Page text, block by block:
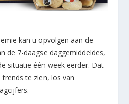
kan u opvolgen aan de
de 7-daagse daggemiddeldes,
situatie één week eerder. Dat
te zien, los van